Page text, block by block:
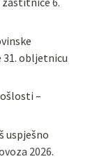
obljetnicu
–
uspješno
2026.